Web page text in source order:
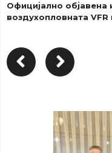
Официјално
воздухопловната VFR